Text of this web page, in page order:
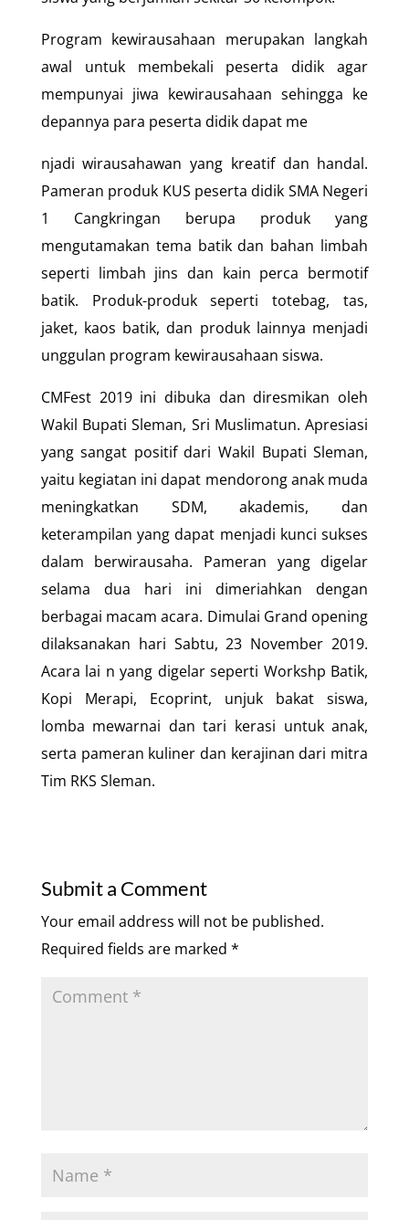
Program kewirausahaan merupakan langkah
awal untuk membekali peserta didik agar
mempunyai jiwa kewirausahaan sehingga ke
depannya para peserta didik dapat me
njadi wirausahawan yang kreatif dan handal.
Pameran produk KUS peserta didik SMA Negeri
1 Cangkringan berupa produk yang
mengutamakan tema batik dan bahan limbah
seperti limbah jins dan kain perca bermotif
batik. Produk-produk seperti totebag, tas,
jaket, kaos batik, dan produk lainnya menjadi
unggulan program kewirausahaan siswa.
CMFest 2019 ini dibuka dan diresmikan oleh
Wakil Bupati Sleman, Sri Muslimatun. Apresiasi
yang sangat positif dari Wakil Bupati Sleman,
yaitu kegiatan ini dapat mendorong anak muda
meningkatkan SDM, akademis, dan
keterampilan yang dapat menjadi kunci sukses
dalam berwirausaha. Pameran yang digelar
selama dua hari ini dimeriahkan dengan
berbagai macam acara. Dimulai Grand opening
dilaksanakan hari Sabtu, 23 November 2019.
Acara lai n yang digelar seperti Workshp Batik,
Kopi Merapi, Ecoprint, unjuk bakat siswa,
lomba mewarnai dan tari kerasi untuk anak,
serta pameran kuliner dan kerajinan dari mitra
Tim RKS Sleman.
Submit a Comment
Your email address will not be published.
Required fields are marked *